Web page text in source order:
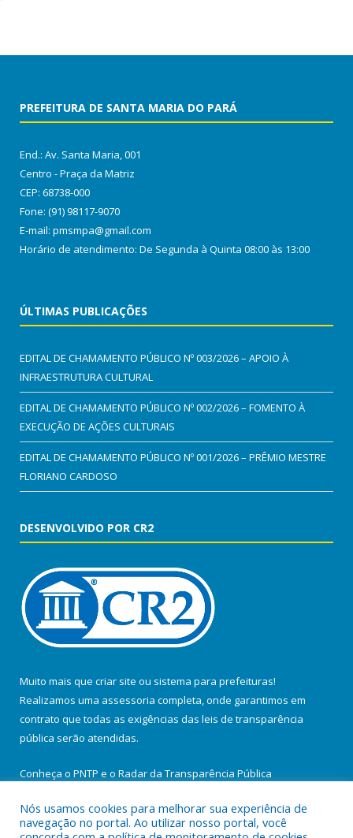
PREFEITURA DE SANTA MARIA DO PARÁ
End.: Av. Santa Maria, 001
Centro - Praça da Matriz
CEP: 68738-000
Fone: (91) 98117-9070
E-mail: pmsmpa@gmail.com
Horário de atendimento: De Segunda à Quinta 08:00 às 13:00
ÚLTIMAS PUBLICAÇÕES
EDITAL DE CHAMAMENTO PÚBLICO Nº 003/2026 – APOIO À
INFRAESTRUTURA CULTURAL
EDITAL DE CHAMAMENTO PÚBLICO Nº 002/2026 – FOMENTO À
EXECUÇÃO DE AÇÕES CULTURAIS
EDITAL DE CHAMAMENTO PÚBLICO Nº 001/2026 – PRÊMIO MESTRE
FLORIANO CARDOSO
DESENVOLVIDO POR CR2
Muito mais que criar site ou sistema para prefeituras!
Realizamos uma assessoria completa, onde garantimos em
contrato que todas as exigências das leis de transparência
pública serão atendidas.
Conheça o PNTP e o Radar da Transparência Pública
Nós usamos cookies para melhorar sua experiência de
navegação no portal. Ao utilizar nosso portal, você